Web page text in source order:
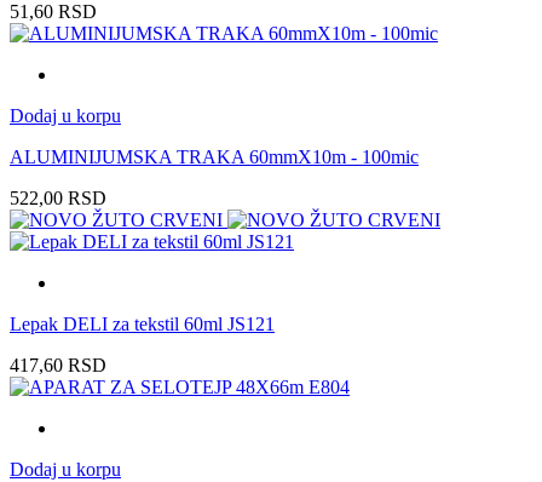
51,60 RSD
Dodaj u korpu
ALUMINIJUMSKA TRAKA 60mmX10m - 100mic
522,00 RSD
Lepak DELI za tekstil 60ml JS121
417,60 RSD
Dodaj u korpu